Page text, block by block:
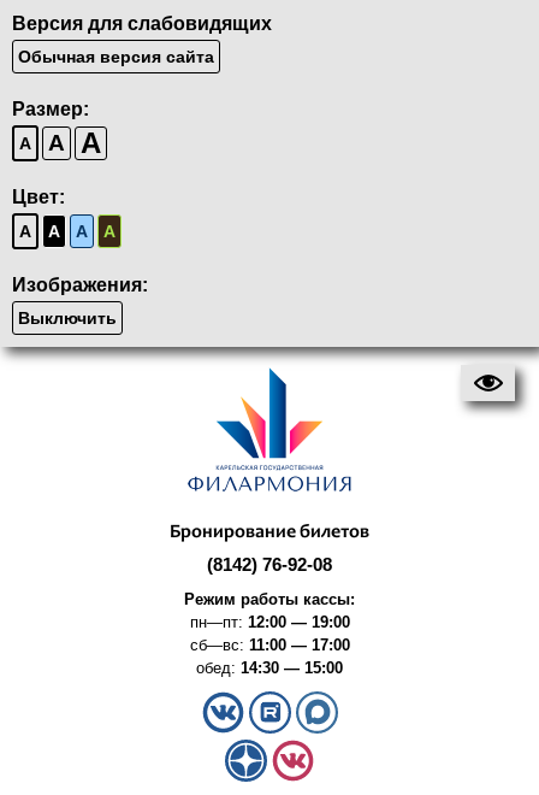
Версия для слабовидящих
Обычная версия сайта
Размер:
A A A
Цвет:
A A A A
Изображения:
Выключить
Бронирование билетов
(8142) 76-92-08
Режим работы кассы:
пн—пт: 12:00 — 19:00
сб—вс: 11:00 — 17:00
обед: 14:30 — 15:00